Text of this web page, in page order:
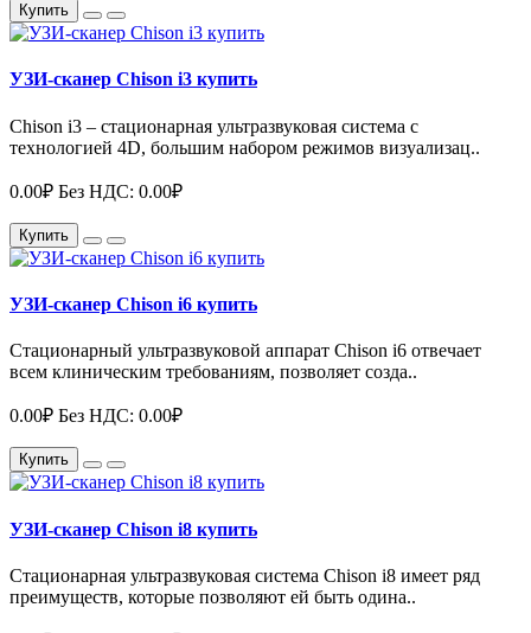
Купить
УЗИ-сканер Chison i3 купить
Chison i3 – стационарная ультразвуковая система с
технологией 4D, большим набором режимов визуализац..
0.00₽ Без НДС: 0.00₽
Купить
УЗИ-сканер Chison i6 купить
Стационарный ультразвуковой аппарат Chison i6 отвечает
всем клиническим требованиям, позволяет созда..
0.00₽ Без НДС: 0.00₽
Купить
УЗИ-сканер Chison i8 купить
Стационарная ультразвуковая система Chison i8 имеет ряд
преимуществ, которые позволяют ей быть одина..